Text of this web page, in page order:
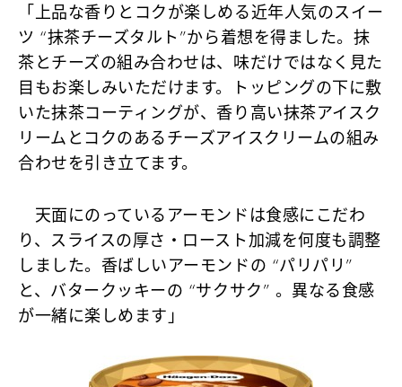
「上品な香りとコクが楽しめる近年人気のスイー
ツ “抹茶チーズタルト”から着想を得ました。抹
茶とチーズの組み合わせは、味だけではなく見た
目もお楽しみいただけます。トッピングの下に敷
いた抹茶コーティングが、香り高い抹茶アイスク
リームとコクのあるチーズアイスクリームの組み
合わせを引き立てます。
天面にのっているアーモンドは食感にこだわ
り、スライスの厚さ・ロースト加減を何度も調整
しました。香ばしいアーモンドの “パリパリ”
と、バタークッキーの “サクサク” 。異なる食感
が一緒に楽しめます」